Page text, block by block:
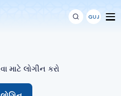
GUJ
માટે લોગીન કરો